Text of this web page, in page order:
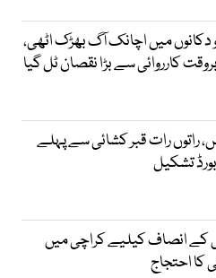
دکانوں میں اچانک آگ بھڑک اٹھی،
کارروائی سے بڑا نقصان ٹل گیا
راتوں رات قبر کشائی سے پہلے
تشکیل
کے انصاف کیلیے کراچی میں
کا احتجاج